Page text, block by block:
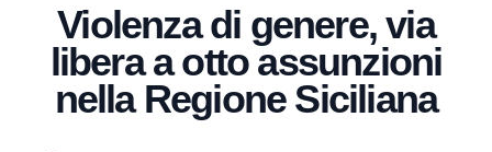
Violenza di genere, via
libera a otto assunzioni
nella Regione Siciliana